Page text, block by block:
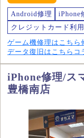
Android修理 iPhone
クレジットカード利
ゲーム機修理はこちら
データ復旧はこちら コ
iPhone修理/ス
豊橋南店